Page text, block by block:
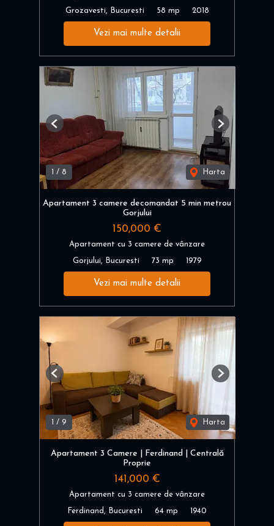
Grozavesti, Bucuresti 58 mp 2018
Vezi mai multe detalii
/ 8 Harta
Previous Next
Apartament 3 camere decomandat 5 min metrou
Gorjului
150,000 €
Apartament cu 3 camere de vânzare
Gorjului, Bucuresti 73 mp 1979
Vezi mai multe detalii
1 / 9 Harta
Previous Next
Apartament 3 Camere | Ferdinand | Centrală
Proprie
141,000 €
Apartament cu 3 camere de vânzare
Ferdinand, Bucuresti 64 mp 1940